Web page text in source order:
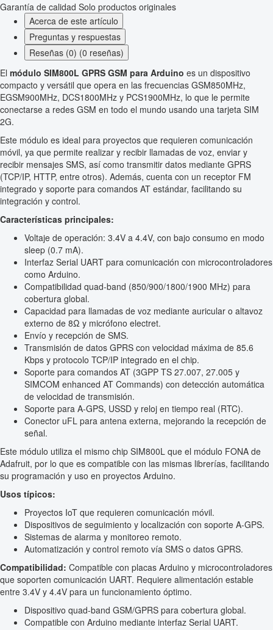
Garantía de calidad Solo productos originales
Acerca de este artículo
Preguntas y respuestas
Reseñas (0) (0 reseñas)
El módulo SIM800L GPRS GSM para Arduino es un dispositivo
compacto y versátil que opera en las frecuencias GSM850MHz,
EGSM900MHz, DCS1800MHz y PCS1900MHz, lo que le permite
conectarse a redes GSM en todo el mundo usando una tarjeta SIM
2G.
Este módulo es ideal para proyectos que requieren comunicación
móvil, ya que permite realizar y recibir llamadas de voz, enviar y
recibir mensajes SMS, así como transmitir datos mediante GPRS
(TCP/IP, HTTP, entre otros). Además, cuenta con un receptor FM
integrado y soporte para comandos AT estándar, facilitando su
integración y control.
Características principales:
Voltaje de operación: 3.4V a 4.4V, con bajo consumo en modo
sleep (0.7 mA).
Interfaz Serial UART para comunicación con microcontroladores
como Arduino.
Compatibilidad quad-band (850/900/1800/1900 MHz) para
cobertura global.
Capacidad para llamadas de voz mediante auricular o altavoz
externo de 8Ω y micrófono electret.
Envío y recepción de SMS.
Transmisión de datos GPRS con velocidad máxima de 85.6
Kbps y protocolo TCP/IP integrado en el chip.
Soporte para comandos AT (3GPP TS 27.007, 27.005 y
SIMCOM enhanced AT Commands) con detección automática
de velocidad de transmisión.
Soporte para A-GPS, USSD y reloj en tiempo real (RTC).
Conector uFL para antena externa, mejorando la recepción de
señal.
Este módulo utiliza el mismo chip SIM800L que el módulo FONA de
Adafruit, por lo que es compatible con las mismas librerías, facilitando
su programación y uso en proyectos Arduino.
Usos típicos:
Proyectos IoT que requieren comunicación móvil.
Dispositivos de seguimiento y localización con soporte A-GPS.
Sistemas de alarma y monitoreo remoto.
Automatización y control remoto vía SMS o datos GPRS.
Compatibilidad: Compatible con placas Arduino y microcontroladores
que soporten comunicación UART. Requiere alimentación estable
entre 3.4V y 4.4V para un funcionamiento óptimo.
Dispositivo quad-band GSM/GPRS para cobertura global.
Compatible con Arduino mediante interfaz Serial UART.